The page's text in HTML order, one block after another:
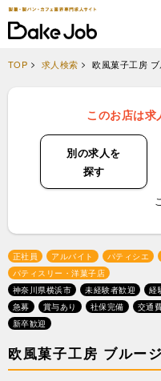
TOP 求人検索 欧風菓子工房
このお店は求
別の求人を
探す
正社員 アルバイト パティシエ
パティスリー・洋菓子店
神奈川県横浜市
未経験者歓迎 経
急募
賞与あり 社保完備 交通
新卒歓迎
欧風菓子工房 ブルー